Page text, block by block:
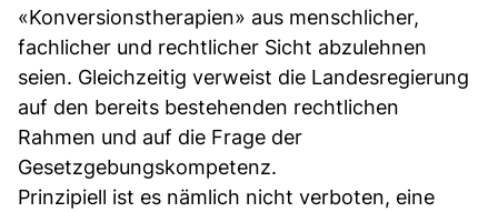
«Konversionstherapien» aus menschlicher,
fachlicher und rechtlicher Sicht abzulehnen
seien. Gleichzeitig verweist die Landesregierung
auf den bereits bestehenden rechtlichen
Rahmen und auf die Frage der
Gesetzgebungskompetenz.
Prinzipiell ist es nämlich nicht verboten, eine